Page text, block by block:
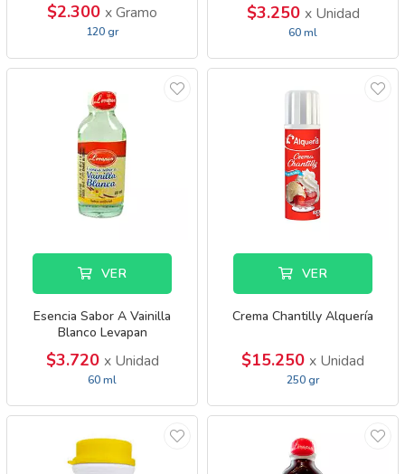
$2.300 x Gramo
120 gr
$3.250 x Unidad
60 ml
VER
Esencia Sabor A Vainilla
Blanco Levapan
$3.720 x Unidad
60 ml
VER
Crema Chantilly Alquería
$15.250 x Unidad
250 gr